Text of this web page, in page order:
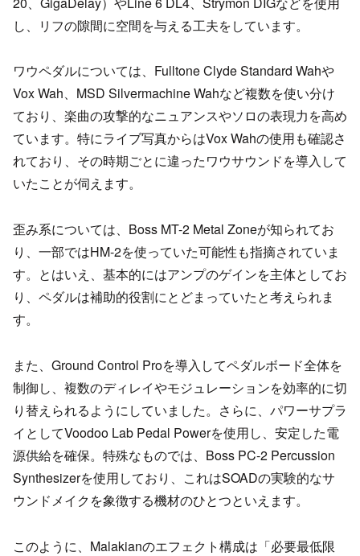
し、リフの隙間に空間を与える工夫をしています。
ワウペダルについては、Fulltone Clyde Standard Wahや
Vox Wah、MSD Silvermachine Wahなど複数を使い分け
ており、楽曲の攻撃的なニュアンスやソロの表現力を高め
ています。特にライブ写真からはVox Wahの使用も確認さ
れており、その時期ごとに違ったワウサウンドを導入して
いたことが伺えます。
歪み系については、Boss MT-2 Metal Zoneが知られてお
り、一部ではHM-2を使っていた可能性も指摘されていま
す。とはいえ、基本的にはアンプのゲインを主体としてお
り、ペダルは補助的役割にとどまっていたと考えられま
す。
また、Ground Control Proを導入してペダルボード全体を
制御し、複数のディレイやモジュレーションを効率的に切
り替えられるようにしていました。さらに、パワーサプラ
イとしてVoodoo Lab Pedal Powerを使用し、安定した電
源供給を確保。特殊なものでは、Boss PC-2 Percussion
Synthesizerを使用しており、これはSOADの実験的なサ
ウンドメイクを象徴する機材のひとつといえます。
このように、Malakianのエフェクト構成は「必要最低限